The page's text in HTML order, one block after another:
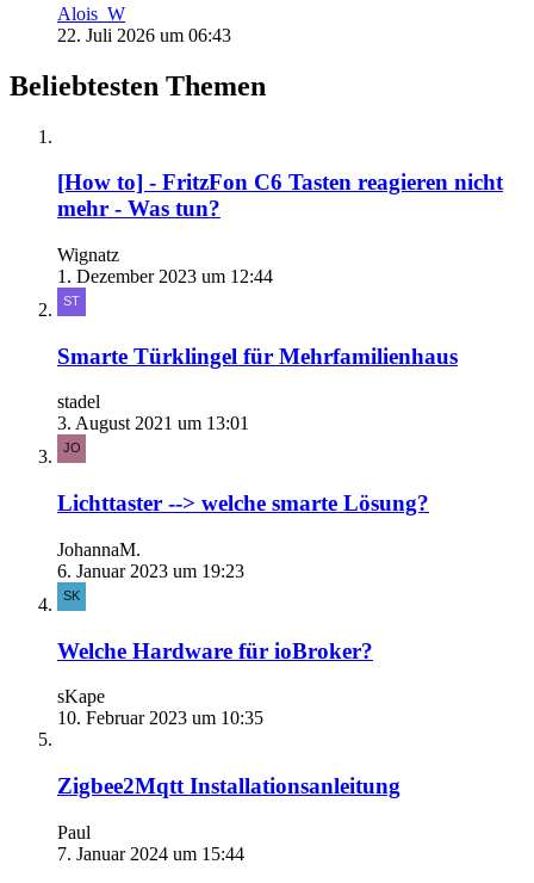
Alois_W
22. Juli 2026 um 06:43
Beliebtesten Themen
[How to] - FritzFon C6 Tasten reagieren nicht
mehr - Was tun?
Wignatz
1. Dezember 2023 um 12:44
Smarte Türklingel für Mehrfamilienhaus
stadel
3. August 2021 um 13:01
Lichttaster --> welche smarte Lösung?
JohannaM.
6. Januar 2023 um 19:23
Welche Hardware für ioBroker?
sKape
10. Februar 2023 um 10:35
Zigbee2Mqtt Installationsanleitung
Paul
7. Januar 2024 um 15:44